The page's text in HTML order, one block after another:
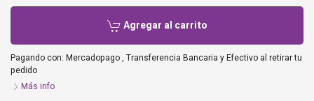
Agregar al carrito
Pagando con: Mercadopago, Transferencia Bancaria yEfectivo al retirar tu
pedido
Más info